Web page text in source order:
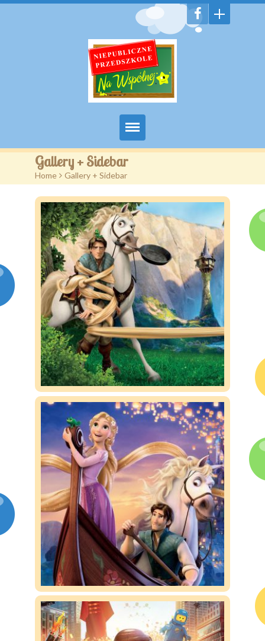
Witamy
Aktualności
Galeria
Features
Pages
Kontakt
Gallery + Sidebar
Home > Gallery + Sidebar